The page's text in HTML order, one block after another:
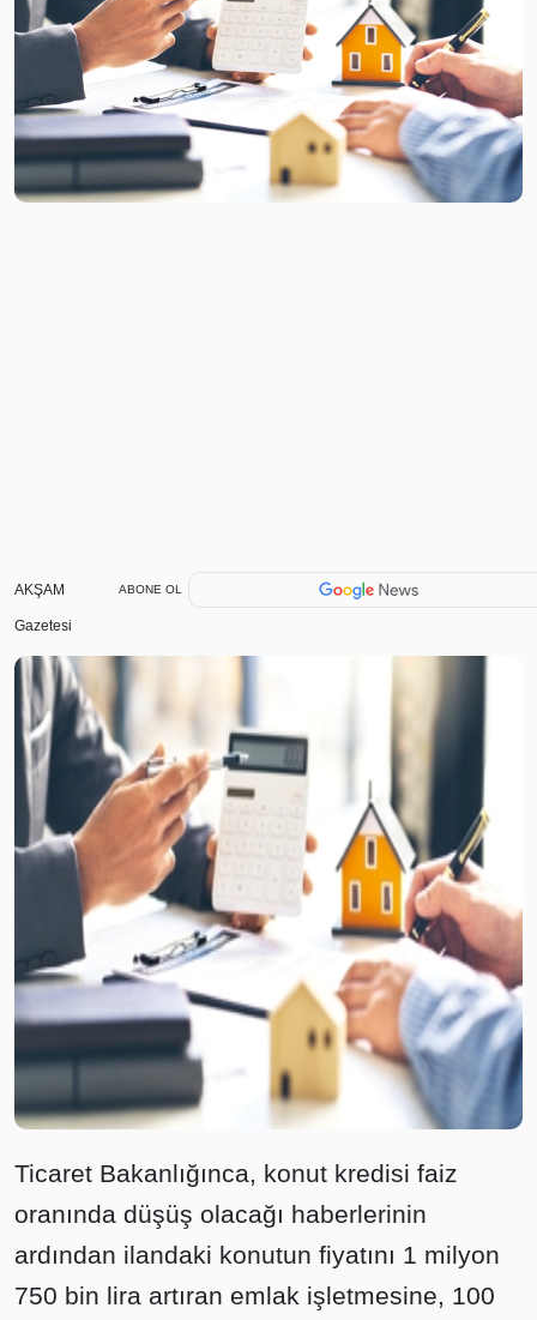
AKŞAM
Gazetesi
ABONE OL
Ticaret Bakanlığınca, konut kredisi faiz
oranında düşüş olacağı haberlerinin
ardından ilandaki konutun fiyatını 1 milyon
750 bin lira artıran emlak işletmesine, 100